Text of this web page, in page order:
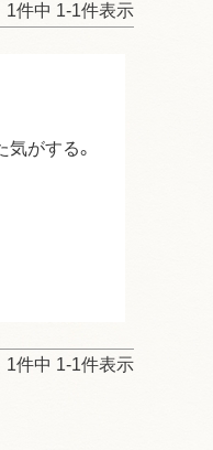
1件中 1-1件表示
がする。
1件中 1-1件表示